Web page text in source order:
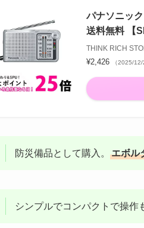
パナソニッ
送料無料 【
THINK RICH
¥2,426 （2025/
防災備品として購入。 エボル
シンプルでコンパクトで操作